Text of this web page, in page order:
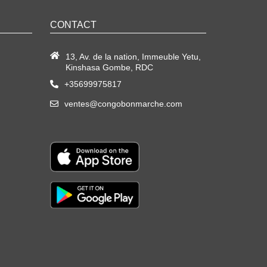
CONTACT
13, Av. de la nation, Immeuble Yetu,
Kinshasa Gombe, RDC
+35699975817
ventes@congobonmarche.com